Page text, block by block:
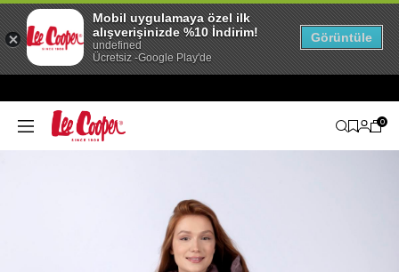
0
Mobil uygulamaya özel ilk
alışverişinizde %10 İndirim!
undefined
Ücretsiz -Google Play'de
Görüntüle